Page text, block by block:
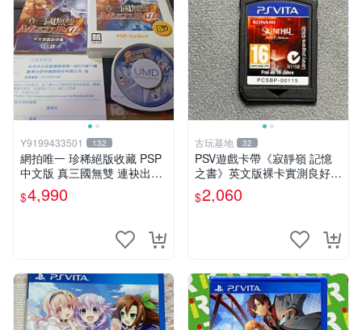
Y9199433501 132
網拍唯一 珍稀絕版收藏 PSP
中文版 真三國無雙 連袂出擊
1 MULTIRAID1
$4,990
古玩基地 32
PSV遊戲卡帶《寂靜嶺 記憶
之書》英文版裸卡實測良好
限定PSV平臺獨享 廚房遊戲
獲得熱銷推薦 寂靜嶺 電玩遊
$2,060